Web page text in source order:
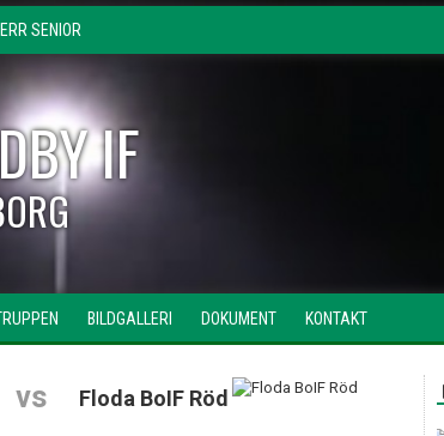
SENIOR
IF
BILDGALLERI DOKUMENT KONTAKT
vs Floda BoIF Röd